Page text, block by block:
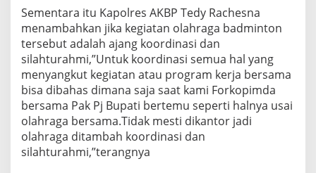
Sementara itu Kapolres AKBP Tedy Rachesna
menambahkan jika kegiatan olahraga badminton
tersebut adalah ajang koordinasi dan
silahturahmi,”Untuk koordinasi semua hal yang
menyangkut kegiatan atau program kerja bersama
bisa dibahas dimana saja saat kami Forkopimda
bersama Pak Pj Bupati bertemu seperti halnya usai
olahraga bersama.Tidak mesti dikantor jadi
olahraga ditambah koordinasi dan
silahturahmi,”terangnya